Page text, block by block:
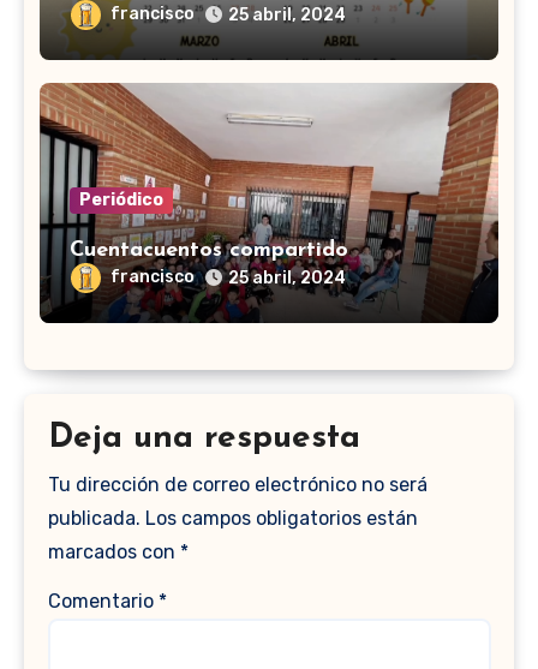
francisco 25 abril, 2024
Periódico
Cuentacuentos compartido
francisco 25 abril, 2024
Deja una respuesta
Tu dirección de correo electrónico no será
publicada. Los campos obligatorios están
marcados con *
Comentario *